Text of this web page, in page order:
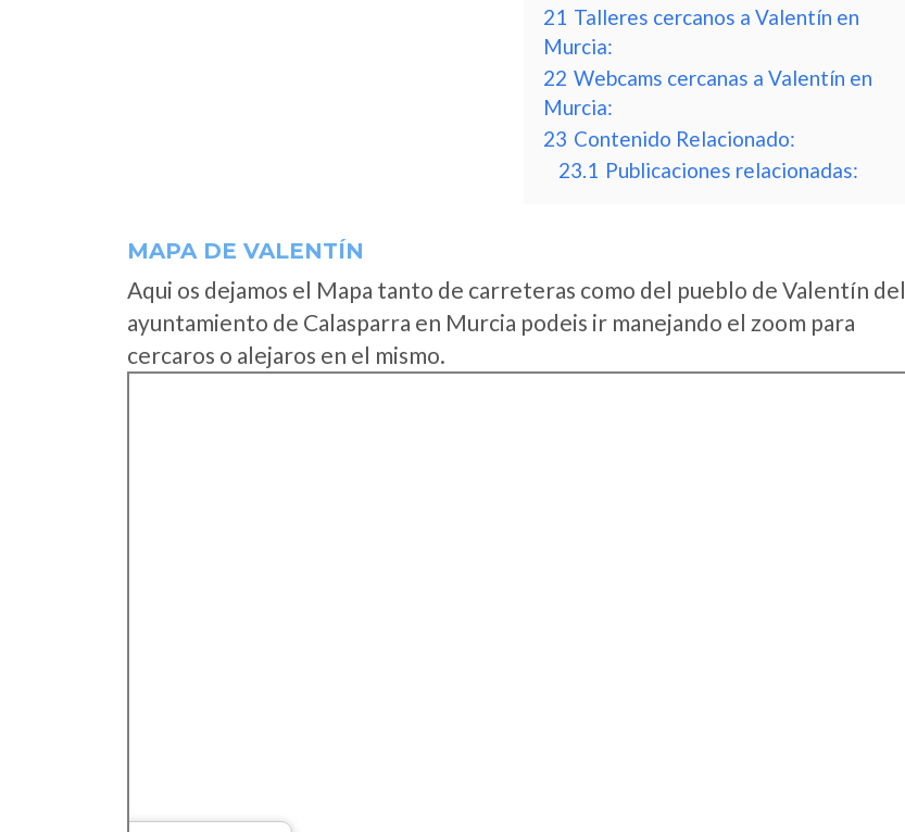
21 Talleres cercanos a Valentín en
Murcia:
22 Webcams cercanas a Valentín en
Murcia:
23 Contenido Relacionado:
23.1 Publicaciones relacionadas:
MAPA DE VALENTÍN
Aqui os dejamos el Mapa tanto de carreteras como del pueblo de Valentín del
ayuntamiento de Calasparra en Murcia podeis ir manejando el zoom para
cercaros o alejaros en el mismo.